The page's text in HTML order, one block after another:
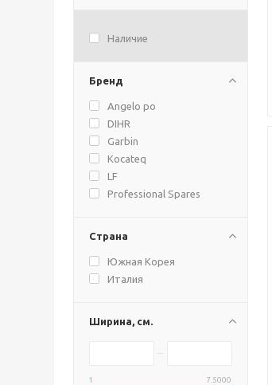
Наличие
Бренд
Angelo po
DIHR
Garbin
Kocateq
LF
Professional Spares
Страна
Южная Корея
Италия
Ширина, см.
1 7.5000